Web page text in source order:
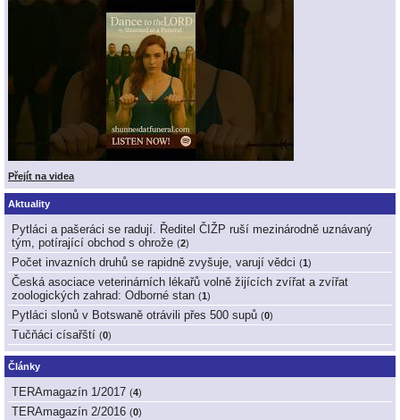
Přejít na videa
Aktuality
Pytláci a pašeráci se radují. Ředitel ČIŽP ruší mezinárodně uznávaný
tým, potírající obchod s ohrože (2)
Počet invazních druhů se rapidně zvyšuje, varují vědci (1 )
Česká asociace veterinárních lékařů volně žijících zvířat a zvířat
zoologických zahrad: Odborné stan (1 )
Pytláci slonů v Botswaně otrávili přes 500 supů (0)
Tučňáci císařští (0)
Články
TERAmagazín 1/2017 (4)
TERAmagazín 2/2016 (0)